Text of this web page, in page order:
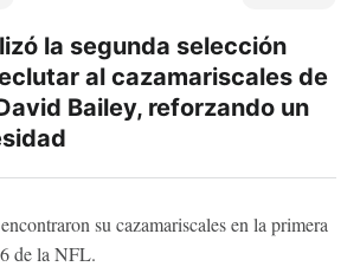
la segunda selección
al cazamariscales de
Bailey, reforzando un
su cazamariscales en la primera
de la NFL.